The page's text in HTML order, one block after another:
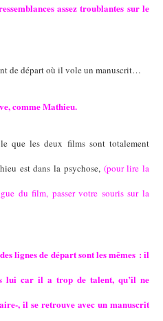
assez troublantes sur le
de départ où il vole un manuscrit…
comme Mathieu.
que les deux films sont totalement
est dans la psychose, (pour lire la
du film, passer votre souris sur la
lignes de départ sont les mêmes : il
lui car il a trop de talent, qu’il ne
, il se retrouve avec un manuscrit